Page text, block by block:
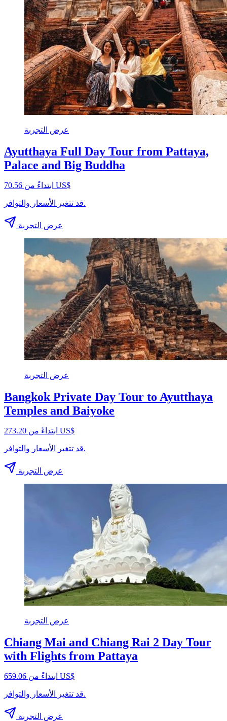
عرض التجربة
Ayutthaya Full Day Tour from Pattaya,
Palace and Big Buddha
ابتداءً من ‏70.56 US$
قد تتغير الأسعار والتوافر.
عرض التجربة
عرض التجربة
Bangkok Private Day Tour to Ayutthaya
Temples and Baiyoke
ابتداءً من ‏273.20 US$
قد تتغير الأسعار والتوافر.
عرض التجربة
عرض التجربة
Chiang Mai and Chiang Rai 2 Day Tour
with Flights from Pattaya
ابتداءً من ‏659.06 US$
قد تتغير الأسعار والتوافر.
عرض التجربة